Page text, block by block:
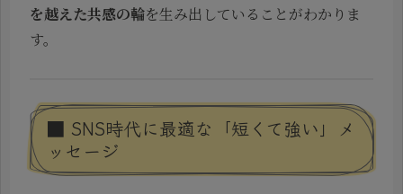
を越えた共感の輪を生み出していることがわかりま
す。
■ SNS時代に最適な「短くて強い」メ
ッセージ